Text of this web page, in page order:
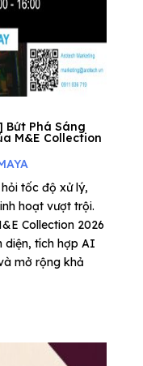
Bứt Phá Sáng
M&E Collection
tốc độ xử lý,
hoạt vượt trội.
Collection 2026
diện, tích hợp AI
mở rộng khả